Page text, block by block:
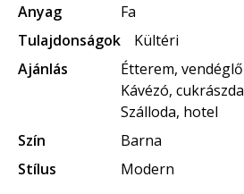
Anyag
Fa
Tulajdonságok
Kültéri
Ajánlás
Étterem, vendéglő
Kávézó, cukrászda
Szálloda, hotel
Szín
Barna
Stílus
Modern